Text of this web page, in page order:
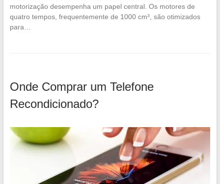
motorização desempenha um papel central. Os motores de
quatro tempos, frequentemente de 1000 cm³, são otimizados
para…
Onde Comprar um Telefone
Recondicionado?